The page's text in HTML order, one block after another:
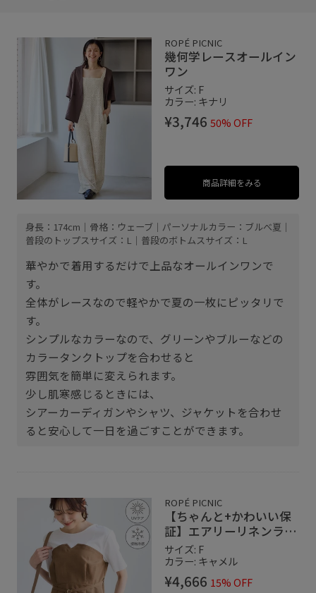
ROPÉ PICNIC
幾何学レースオールイン
ワン
サイズ: F
カラー: キナリ
¥3,746 50% OFF
商品詳細をみる
身長：174cm｜骨格：ウェーブ｜パーソナルカラー：ブルべ夏｜
普段のトップスサイズ：L｜普段のボトムスサイズ：L
華やかで着用するだけで上品なオールインワンで
す。
全体がレースなので軽やかで夏の一枚にピッタリで
す。
シンプルなカラーなので、グリーンやブルーなどの
カラータンクトップを合わせると
雰囲気を簡単に変えられます。
少し肌寒感じるときには、
シアーカーディガンやシャツ、ジャケットを合わせ
ると安心して一日を過ごすことができます。
ROPÉ PICNIC
【ちゃんと+かわいい保
証】エアリーリネンライ
ク ドッキングカットトッ
プス/UVケア
サイズ: F
カラー: キャメル
¥4,666 15% OFF